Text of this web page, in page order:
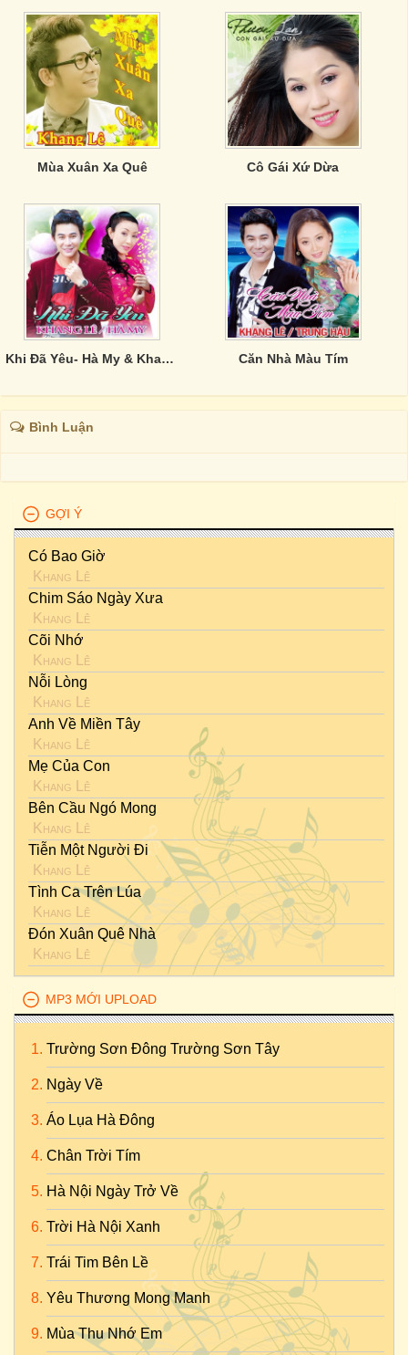
Mùa Xuân Xa Quê Cô Gái Xứ Dừa
Khi Đã Yêu- Hà My & Khang Lê Căn Nhà Màu Tím
Bình Luận
GỢI Ý
Có Bao Giờ
Khang Lê
Chim Sáo Ngày Xưa
Khang Lê
Cõi Nhớ
Khang Lê
Nỗi Lòng
Khang Lê
Anh Về Miền Tây
Khang Lê
Mẹ Của Con
Khang Lê
Bên Cầu Ngó Mong
Khang Lê
Tiễn Một Người Đi
Khang Lê
Tình Ca Trên Lúa
Khang Lê
Đón Xuân Quê Nhà
Khang Lê
MP3 MỚI UPLOAD
Trường Sơn Đông Trường Sơn Tây
Ngày Về
Áo Lụa Hà Đông
Chân Trời Tím
Hà Nội Ngày Trở Về
Trời Hà Nội Xanh
Trái Tim Bên Lề
Yêu Thương Mong Manh
Mùa Thu Nhớ Em